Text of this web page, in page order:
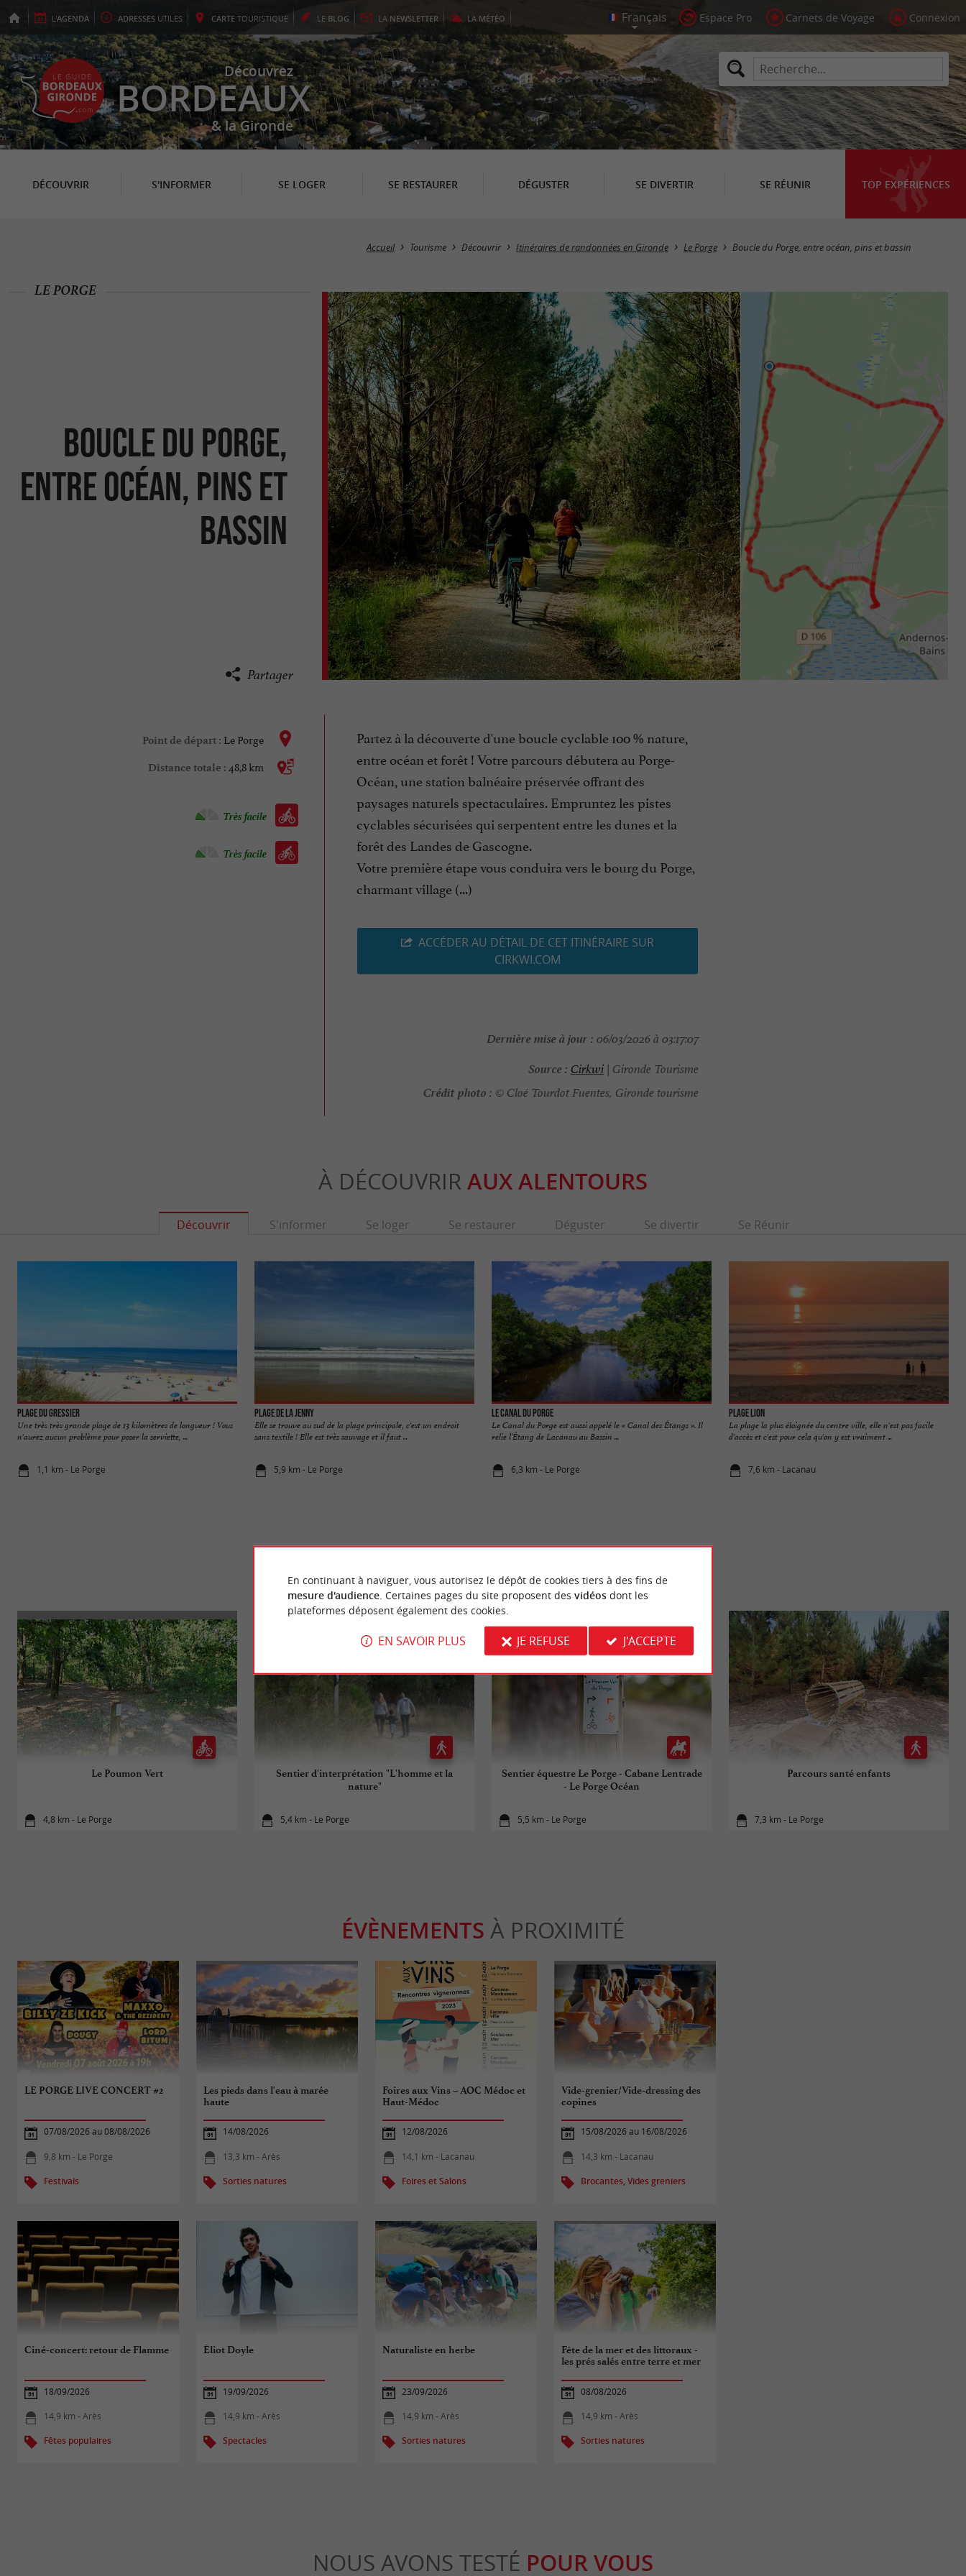
L'AGENDA ADRESSES UTILES CARTE TOURISTIQUE LE BLOG LA NEWSLETTER LA MÉTÉO Espace Pro Carnets de Voyage Connexion
Découvrez
BORDEAUX
& la Gironde
DÉCOUVRIR S'INFORMER SE LOGER SE RESTAURER DÉGUSTER SE DIVERTIR SE RÉUNIR TOP EXPÉRIENCES
Accueil Tourisme Découvrir Itinéraires de randonnées en Gironde Le Porge Boucle du Porge, entre océan, pins et bassin
Boucle du Porge,
entre océan, pins et
bassin
LE PORGE
Partager
Point de départ : Le Porge
Distance totale : 48,8 km
Vélo vtc :
Très facile
Vélo / route :
Très facile
Partez à la découverte d'une boucle cyclable 100 % nature,
entre océan et forêt ! Votre parcours débutera au Porge-
Océan, une station balnéaire préservée offrant des
paysages naturels spectaculaires. Empruntez les pistes
cyclables sécurisées qui serpentent entre les dunes et la
forêt des Landes de Gascogne.
Votre première étape vous conduira vers le bourg du Porge,
charmant village (...)
ACCÉDER AU DÉTAIL DE CET ITINÉRAIRE SUR
CIRKWI.COM
Dernière mise à jour : 06/03/2026 à 03:17:07
Source : Cirkwi| Gironde Tourisme
Crédit photo : © Cloé Tourdot Fuentes, Gironde tourisme
À DÉCOUVRIR AUX ALENTOURS
Découvrir S'informer Se loger Se restaurer Déguster Se divertir Se Réunir
Plage du Gressier
Une très très grande plage de 13 kilomètres de longueur ! Vous
n'aurez aucun problème pour poser la serviette, ...
1,1 km - Le Porge
Plage de la Jenny
Elle se trouve au sud de la plage principale, c'est un endroit
sans textile ! Elle est très sauvage et il faut ...
5,9 km - Le Porge
Le canal du Porge
Le Canal du Porge est aussi appelé le « Canal des Étangs ». Il
relie l’Étang de Lacanau au Bassin ...
6,3 km - Le Porge
Plage Lion
La plage la plus éloignée du centre ville, elle n'est pas facile
d'accès et c'est pour cela qu'on y est vraiment ...
7,6 km - Lacanau
VOUS AIMEREZAUSSI
Le Poumon Vert
4,8 km - Le Porge
Sentier d'interprétation "L'homme et la
nature"
5,4 km - Le Porge
Sentier équestre Le Porge - Cabane Lentrade
- Le Porge Océan
5,5 km - Le Porge
Parcours santé enfants
7,3 km - Le Porge
ÉVÈNEMENTS À PROXIMITÉ
LE PORGE LIVE CONCERT #2
07/08/2026 au 08/08/2026
9,8 km - Le Porge
Festivals
Les pieds dans l'eau à marée
haute
14/08/2026
13,3 km - Arès
Sorties natures
Foires aux Vins – AOC Médoc et
Haut-Médoc
12/08/2026
14,1 km - Lacanau
Foires et Salons
Vide-grenier/Vide-dressing des
copines
15/08/2026 au 16/08/2026
14,3 km - Lacanau
Brocantes, Vides greniers
Ciné-concert: retour de Flamme
18/09/2026
14,9 km - Arès
Fêtes populaires
Éliot Doyle
19/09/2026
14,9 km - Arès
Spectacles
Naturaliste en herbe
23/09/2026
14,9 km - Arès
Sorties natures
Fête de la mer et des littoraux -
les prés salés entre terre et mer
08/08/2026
14,9 km - Arès
Sorties natures
NOUS AVONS TESTÉ POUR VOUS
En continuant à naviguer, vous autorisez le dépôt de cookies tiers à des fins de
mesure d'audience. Certaines pages du site proposent des vidéosdont les
plateformes déposent également des cookies.
EN SAVOIR PLUS JE REFUSE J'ACCEPTE